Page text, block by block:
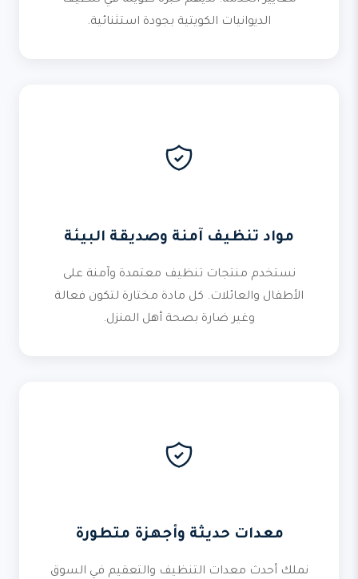
الديوانيات الكويتية بجودة استثنائية.
مواد تنظيف آمنة وصديقة البيئة
نستخدم منتجات تنظيف معتمدة وآمنة على
الأطفال والعائلات. كل مادة مختارة لتكون فعالة
وغير ضارة بصحة أهل المنزل.
معدات حديثة وأجهزة متطورة
نملك أحدث معدات التنظيف والتعقيم في السوق